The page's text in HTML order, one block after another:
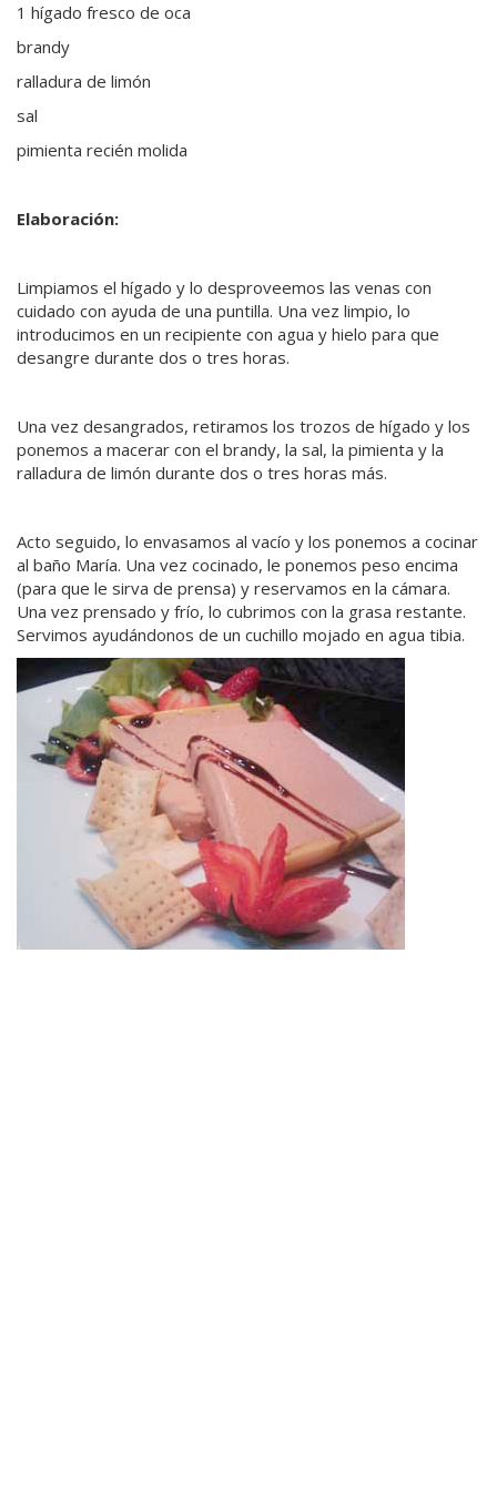
1 hígado fresco de oca
brandy
ralladura de limón
sal
pimienta recién molida
Elaboración:
Limpiamos el hígado y lo desproveemos las venas con
cuidado con ayuda de una puntilla. Una vez limpio, lo
introducimos en un recipiente con agua y hielo para que
desangre durante dos o tres horas.
Una vez desangrados, retiramos los trozos de hígado y los
ponemos a macerar con el brandy, la sal, la pimienta y la
ralladura de limón durante dos o tres horas más.
Acto seguido, lo envasamos al vacío y los ponemos a cocinar
al baño María. Una vez cocinado, le ponemos peso encima
(para que le sirva de prensa) y reservamos en la cámara.
Una vez prensado y frío, lo cubrimos con la grasa restante.
Servimos ayudándonos de un cuchillo mojado en agua tibia.